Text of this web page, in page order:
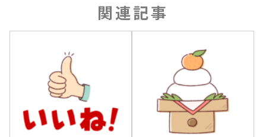
関連記事